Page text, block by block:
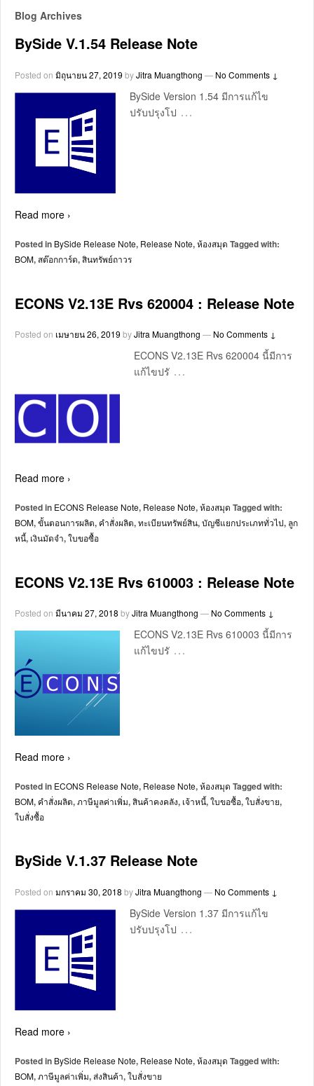
Blog Archives
BySide V.1.54 Release Note
Posted on มิถุนายน 27, 2019 byJitra Muangthong — No Comments ↓
BySide Version 1.54 มีการแก้ไข
ปรับปรุงโป …
Read more ›
Posted in BySide Release Note, Release Note,ห้องสมุด Tagged with:
BOM,สต๊อกการ์ด,สินทรัพย์ถาวร
ECONS V2.13E Rvs 620004 : Release Note
Posted on เมษายน 26, 2019 byJitra Muangthong — No Comments ↓
ECONS V2.13E Rvs 620004 นี้มีการ
แก้ไขปรั …
Read more ›
Posted in ECONS Release Note, Release Note,ห้องสมุด Tagged with:
BOM,ขั้นตอนการผลิต, คำสั่งผลิต,ทะเบียนทรัพย์สิน,บัญชีแยกประเภททั่วไป, ลูก
หนี้, เงินมัดจำ,ใบขอซื้อ
ECONS V2.13E Rvs 610003 : Release Note
Posted on มีนาคม 27, 2018 byJitra Muangthong — No Comments ↓
ECONS V2.13E Rvs 610003 นี้มีการ
แก้ไขปรั …
Read more ›
Posted in ECONS Release Note, Release Note,ห้องสมุด Tagged with:
BOM, คำสั่งผลิต,ภาษีมูลค่าเพิ่ม,สินค้าคงคลัง, เจ้าหนี้,ใบขอซื้อ,ใบสั่งขาย,
ใบสั่งซื้อ
BySide V.1.37 Release Note
Posted on มกราคม 30, 2018 byJitra Muangthong — No Comments ↓
BySide Version 1.37 มีการแก้ไข
ปรับปรุงโป …
Read more ›
Posted in BySide Release Note, Release Note,ห้องสมุด Tagged with:
BOM,ภาษีมูลค่าเพิ่ม,ส่งสินค้า,ใบสั่งขาย